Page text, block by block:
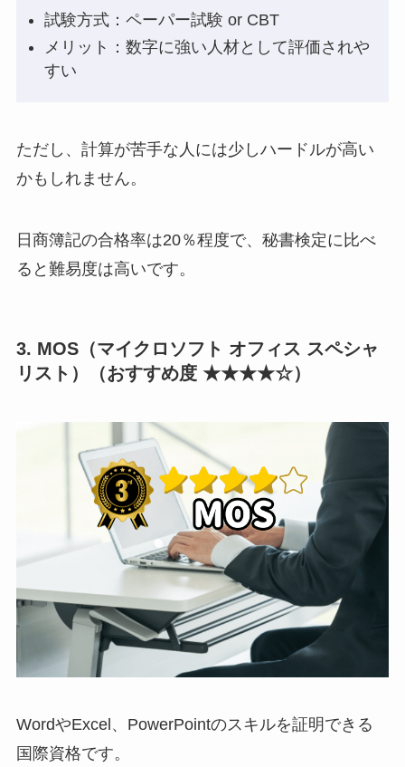
試験方式：ペーパー試験 or CBT
メリット：数字に強い人材として評価されや
すい
ただし、計算が苦手な人には少しハードルが高い
かもしれません。
日商簿記の合格率は20％程度で、秘書検定に比べ
ると難易度は高いです。
3. MOS（マイクロソフト オフィス スペシャ
リスト）（おすすめ度 ★★★★☆）
WordやExcel、PowerPointのスキルを証明できる
国際資格です。